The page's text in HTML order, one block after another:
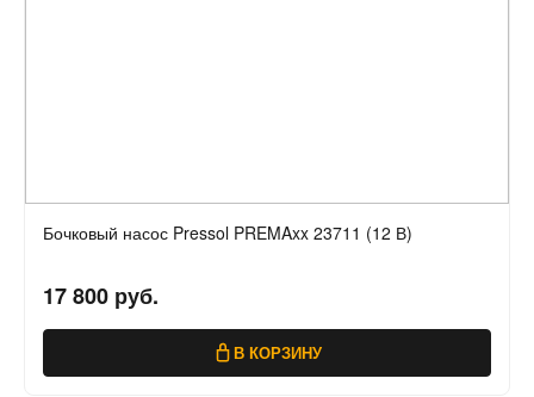
Бочковый насос Pressol PREMAxx 23711 (12 В)
17 800 руб.
В КОРЗИНУ